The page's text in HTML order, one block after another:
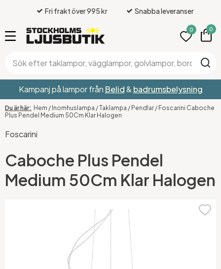
Fri frakt över 995 kr Snabba leveranser
0 0
Kampanj på lampor från Belid& badrumsbelysning
Hem / Inomhuslampa /Taklampa / Pendlar / Foscarini Caboche
Plus Pendel Medium 50Cm Klar Halogen
Foscarini
Caboche Plus Pendel
Medium 50Cm Klar Halogen